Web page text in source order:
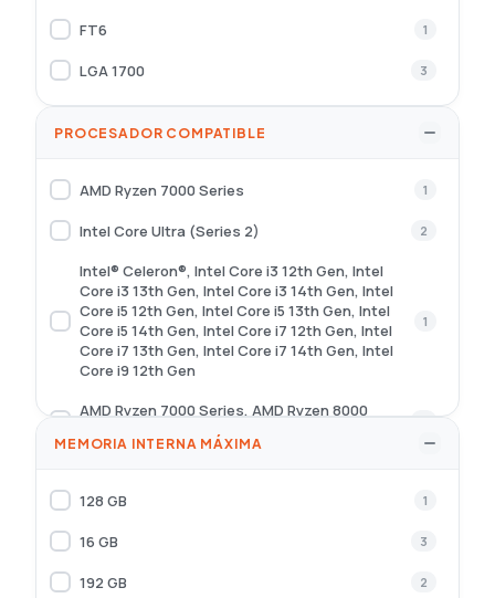
FT6 1
LGA 1700 3
PROCESADOR COMPATIBLE
AMD Ryzen 7000 Series 1
Intel Core Ultra (Series 2) 2
Intel® Celeron®, Intel Core i3 12th Gen, Intel
Core i3 13th Gen, Intel Core i3 14th Gen, Intel
Core i5 12th Gen, Intel Core i5 13th Gen, Intel
Core i5 14th Gen, Intel Core i7 12th Gen, Intel
Core i7 13th Gen, Intel Core i7 14th Gen, Intel
Core i9 12th Gen
1
AMD Ryzen 7000 Series, AMD Ryzen 8000
Series, AMD Ryzen 9000 Series
AMD Ryzen 3000 Series, AMD Ryzen 5000
MEMORIA INTERNA MÁXIMA
128 GB 1
16 GB 3
192 GB 2